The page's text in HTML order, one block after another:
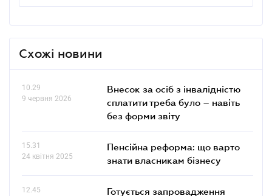
Схожі новини
10.29
9 червня 2026
Внесок за осіб з інвалідністю
сплатити треба було – навіть
без форми звіту
15.31
24 квітня 2025
Пенсійна реформа: що варто
знати власникам бізнесу
12.45
Готується запровадження